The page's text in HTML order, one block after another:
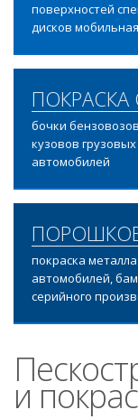
поверхностей
дисков
ПОКРАСКА
бочки
кузовов
автомобилей
покраска
автомобилей,
серийного
и